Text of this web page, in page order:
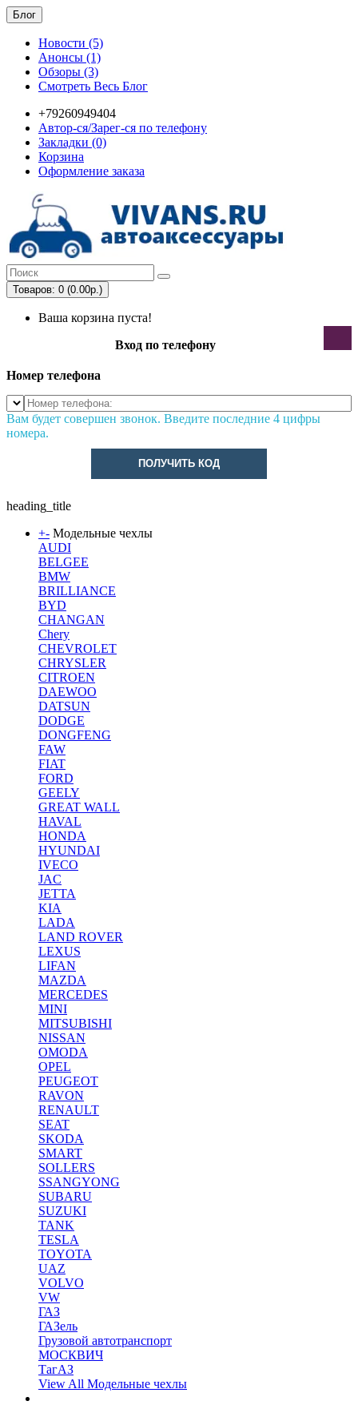
Блог
Новости (5)
Анонсы (1)
Обзоры (3)
Смотреть Весь Блог
+79260949404
Автор-ся/Зарег-ся по телефону
Закладки (0)
Корзина
Оформление заказа
Товаров: 0 (0.00р.)
Ваша корзина пуста!
Вход по телефону
Номер телефона
Вам будет совершен звонок. Введите последние 4 цифры
номера.
ПОЛУЧИТЬ КОД
heading_title
+- Модельные чехлы
AUDI
BELGEE
BMW
BRILLIANCE
BYD
CHANGAN
Chery
CHEVROLET
CHRYSLER
CITROEN
DAEWOO
DATSUN
DODGE
DONGFENG
FAW
FIAT
FORD
GEELY
GREAT WALL
HAVAL
HONDA
HYUNDAI
IVECO
JAC
JETTA
KIA
LADA
LAND ROVER
LEXUS
LIFAN
MAZDA
MERCEDES
MINI
MITSUBISHI
NISSAN
OMODA
OPEL
PEUGEOT
RAVON
RENAULT
SEAT
SKODA
SMART
SOLLERS
SSANGYONG
SUBARU
SUZUKI
TANK
TESLA
TOYOTA
UAZ
VOLVO
VW
ГАЗ
ГАЗель
Грузовой автотранспорт
МОСКВИЧ
ТагАЗ
View All Модельные чехлы